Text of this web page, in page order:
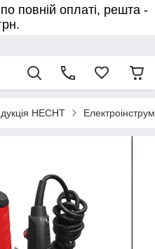
повній оплаті, решта -
HECHT